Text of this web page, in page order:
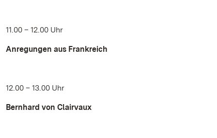
11.00 – 12.00 Uhr
Anregungen aus Frankreich
12.00 – 13.00 Uhr
Bernhard von Clairvaux